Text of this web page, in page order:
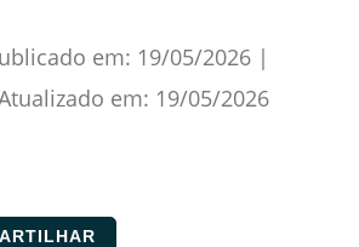
em: 19/05/2026 |
em: 19/05/2026